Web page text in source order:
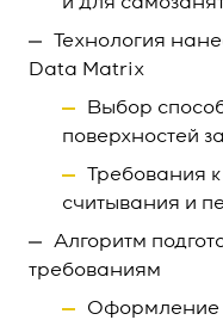
Технология
Data Matrix
Выбор
поверхностей
Требования
считывания и
Алгоритм
требованиям
Оформление